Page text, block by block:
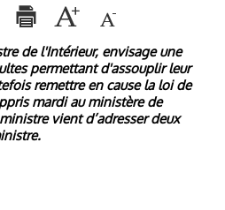
de l'Intérieur, envisage une
permettant d'assouplir leur
remettre en cause la loi de
mardi au ministère de
vient d’adresser deux